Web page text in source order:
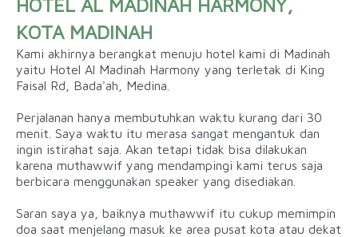
HOTEL AL MADINAH HARMONY,
KOTA MADINAH
Kami akhirnya berangkat menuju hotel kami di Madinah
yaitu Hotel Al Madinah Harmony yang terletak di King
Faisal Rd, Bada'ah, Medina.
Perjalanan hanya membutuhkan waktu kurang dari 30
menit. Saya waktu itu merasa sangat mengantuk dan
ingin istirahat saja. Akan tetapi tidak bisa dilakukan
karena muthawwif yang mendampingi kami terus saja
berbicara menggunakan speaker yang disediakan.
Saran saya ya, baiknya muthawwif itu cukup memimpin
doa saat menjelang masuk ke area pusat kota atau dekat